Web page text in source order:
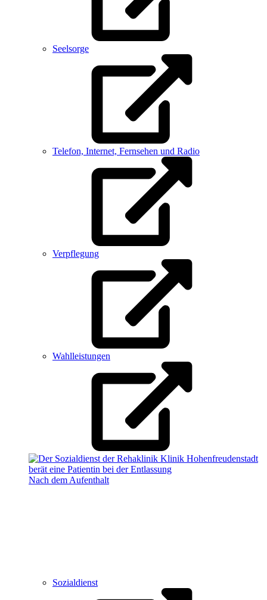
Seelsorge
Telefon, Internet, Fernsehen und Radio
Verpflegung
Wahlleistungen
Nach dem Aufenthalt
Sozialdienst